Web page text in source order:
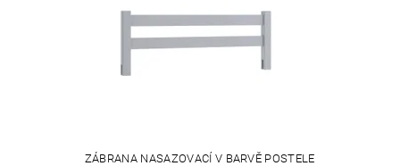
ZÁBRANA NASAZOVACÍ V BARVĚ POSTELE